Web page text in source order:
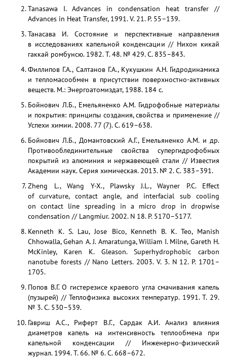
Tanasawa I. Advances in condensation heat transfer //
Advances in Heat Transfer, 1991. V. 21. P. 55–139.
Танасава И. Состояние и перспективные направления
в исследованиях капельной конденсации // Нихон кикай
гаккай ромбунсю. 1982. Т. 48. № 429. С. 835–843.
Филлипов Г.А., Салтанов Г.А., Кукушкин А.Н. Гидродинамика
и тепломасообмен в присутствии поверхностно-активных
веществ. М.: Энергоатомиздат, 1988. 184 с.
Бойнович Л.Б., Емельяненко А.М. Гидрофобные материалы
и покрытия: принципы создания, свойства и применение //
Успехи химии. 2008. 77 (7). С. 619–638.
Бойнович Л.Б., Домантовский А.Г., Емельяненко А.М. и др.
Противооблединительные свойства супергидрофобных
покрытий из алюминия и нержавеющей стали // Известия
Академии наук. Серия химическая. 2013. № 2. С. 383–391.
Zheng L., Wang Y-X., Plawsky J.L., Wayner P.C. Effect
of curvature, contact angle, and interfacial sub cooling
on contact line spreading in a micro drop in dropwise
condensation // Langmiur. 2002. N 18. P. 5170–5177.
Kenneth K. S. Lau, Jose Bico, Kenneth B. K. Teo, Manish
Chhowalla, Gehan A. J. Amaratunga, William I. Milne, Gareth H.
McKinley, Karen K. Gleason. Superhydrophobic carbon
nanotube forests // Nano Letters. 2003. V. 3. N 12. P. 1701–
1705.
Попов В.Г. О гистерезисе краевого угла смачивания капель
(пузырей) // Теплофизика высоких температур. 1991. Т. 29.
№ 3. С. 530–539.
Гавриш А.С., Риферт В.Г., Сардак А.И. Анализ влияния
диаметров капель на интенсивность теплообмена при
капельной конденсации // Инженерно-физический
журнал. 1994. Т. 66. № 6. С. 668–672.